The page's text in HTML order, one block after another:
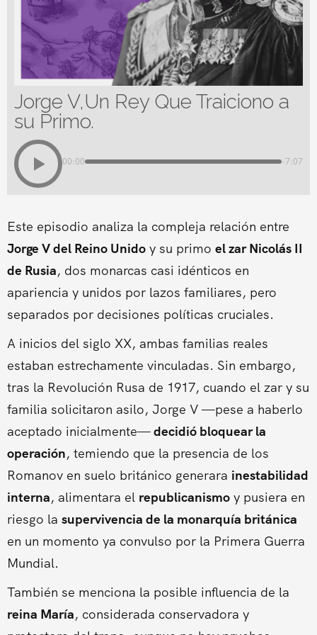
Jorge V,Un Rey Que Traiciono a
su Primo.
00:00 -7:07
Este episodio analiza la compleja relación entre
Jorge V del Reino Unidoy su primo el zar Nicolás II
de Rusia, dos monarcas casi idénticos en
apariencia y unidos por lazos familiares, pero
separados por decisiones políticas cruciales.
A inicios del siglo XX, ambas familias reales
estaban estrechamente vinculadas. Sin embargo,
tras la Revolución Rusa de 1917, cuando el zar y su
familia solicitaron asilo, Jorge V —pese a haberlo
aceptado inicialmente—decidió bloquear la
operación, temiendo que la presencia de los
Romanov en suelo británico generara inestabilidad
interna, alimentara el republicanismoy pusiera en
riesgo la supervivencia de la monarquía británica
en un momento ya convulso por la Primera Guerra
Mundial.
También se menciona la posible influencia de la
reina María, considerada conservadora y